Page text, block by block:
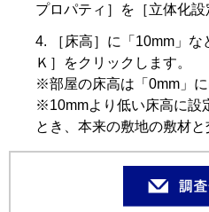
プロパティ］を［立体化設
［床高］に「10mm」
Ｋ］をクリックします。
※部屋の床高は「0mm」に
※10mmより低い床高に設
とき、本来の敷地の敷材と